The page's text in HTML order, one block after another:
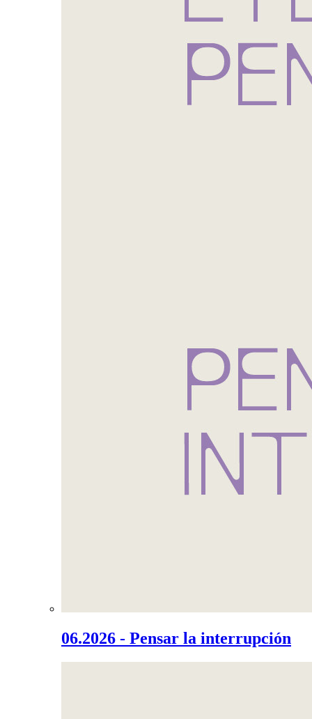
06.2026 - Pensar la interrupción